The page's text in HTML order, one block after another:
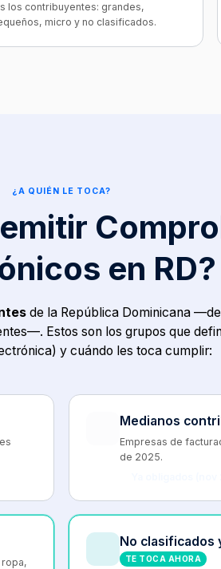
los contribuyentes: grandes,
micro y no clasificados.
¿A QUIÉN LE TOCA?
en RD?
de la República Dominicana
Estos son los grupos que
y cuándo les toca cumplir:
Medianos
Empresas de
de 2025.
No clasificados
TE TOCA AHORA